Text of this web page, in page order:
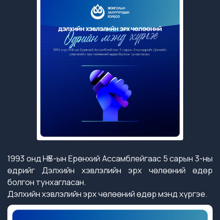
1993 онд НҮБ-ын Ерөнхий Ассамблейгаас 5 сарын 3-ны
өдрийг Дэлхийн хэвлэлийн эрх чөлөөний өдөр
болгон тунхагласан.
Дэлхийн хэвлэлийн эрх чөлөөний өдөр мэнд хүргэе.